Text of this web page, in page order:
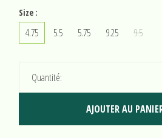
Size :
4.75 5.5 5.75 9.25 9.5
Quantité:
AJOUTER AU